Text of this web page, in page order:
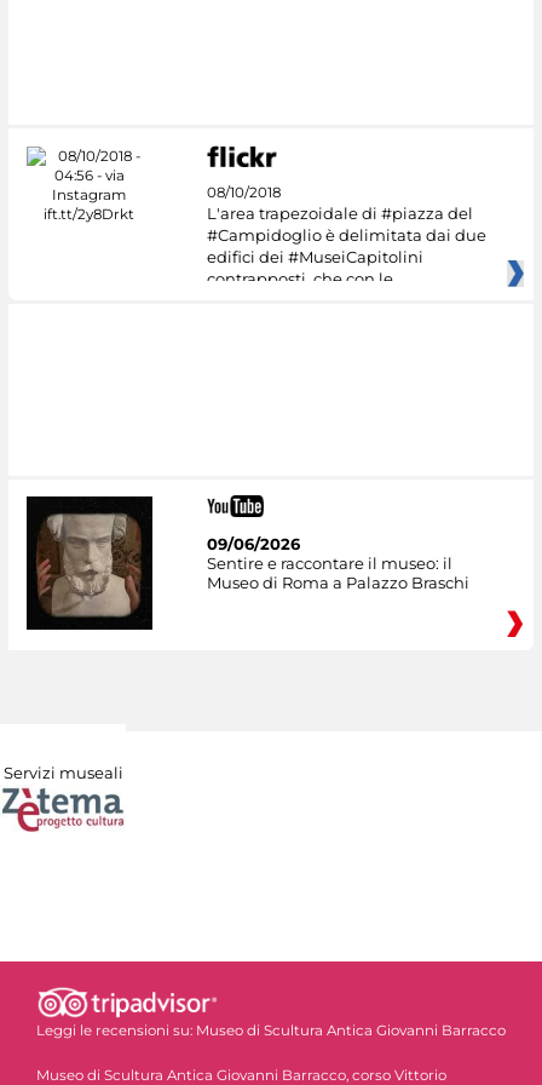
08/10/2018
L'area trapezoidale di #piazza del
#Campidoglio è delimitata dai due
edifici dei #MuseiCapitolini
contrapposti, che con le
09/06/2026
Sentire e raccontare il museo: il
Museo di Roma a Palazzo Braschi
Servizi museali
Leggi le recensioni su: Museo di Scultura Antica Giovanni Barracco
Museo di Scultura Antica Giovanni Barracco, corso Vittorio